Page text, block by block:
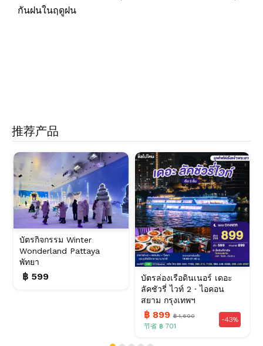
กันฝนในฤดูฝน
推荐产品
บัตรกิจกรรม Winter
Wonderland Pattaya
พัทยา
฿ 599
บัตรล่องเรือดินเนอร์ เดอะ
ลัคชัวรี่ ไวท์ 2 · ไอคอน
สยาม กรุงเทพฯ
฿ 899฿ 1,600
节省 ฿ 701
-43%